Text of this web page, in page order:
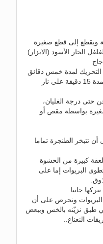
الحار الأسود (الابزار)
لمدة خمس دقائق
يضاف بعدها كأس من الماء ويطهى لمدة 15 دقيقة على نار
حتى درجة الغليان،
بواسطة مقص أو
تتبخر الطنجرة تماما
كبيرة من الحشوة
البريوات إما على
جانبا
ونحرص على أن
طبق نزيّنه بالخس وببعض
النعناع..